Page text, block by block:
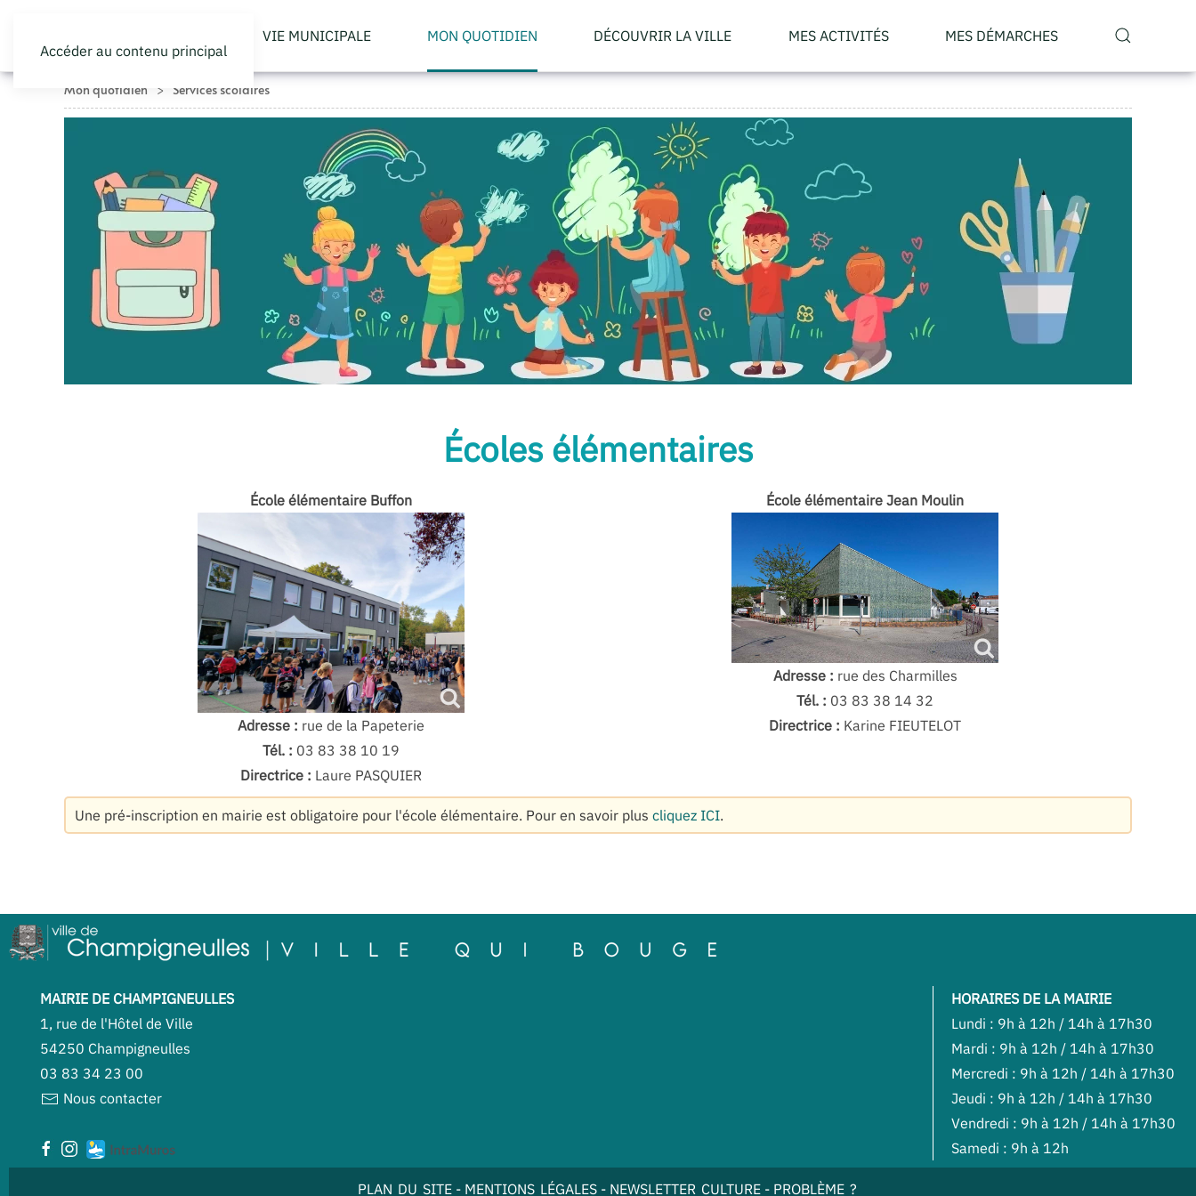
Accéder au contenu principal
VIE MUNICIPALE MON QUOTIDIEN DÉCOUVRIR LA VILLE MES ACTIVITÉS MES DÉMARCHES
Mon quotidien Services scolaires
Écoles élémentaires
École élémentaire Buffon
Adresse : rue de la Papeterie
Tél. : 03 83 38 10 19
Directrice : Laure PASQUIER
École élémentaire Jean Moulin
Adresse : rue des Charmilles
Tél. : 03 83 38 14 32
Directrice : Karine FIEUTELOT
Une pré-inscription en mairie est obligatoire pour l'école élémentaire. Pour en savoir plus cliquez ICI.
MAIRIE DE CHAMPIGNEULLES
1, rue de l'Hôtel de Ville
54250 Champigneulles
03 83 34 23 00
Nous contacter
HORAIRES DE LA MAIRIE
Lundi : 9h à 12h / 14h à 17h30
Mardi : 9h à 12h / 14h à 17h30
Mercredi : 9h à 12h / 14h à 17h30
Jeudi : 9h à 12h / 14h à 17h30
Vendredi : 9h à 12h / 14h à 17h30
Samedi : 9h à 12h
PLAN DU SITE- MENTIONS LÉGALES- NEWSLETTER CULTURE- PROBLÈME ?